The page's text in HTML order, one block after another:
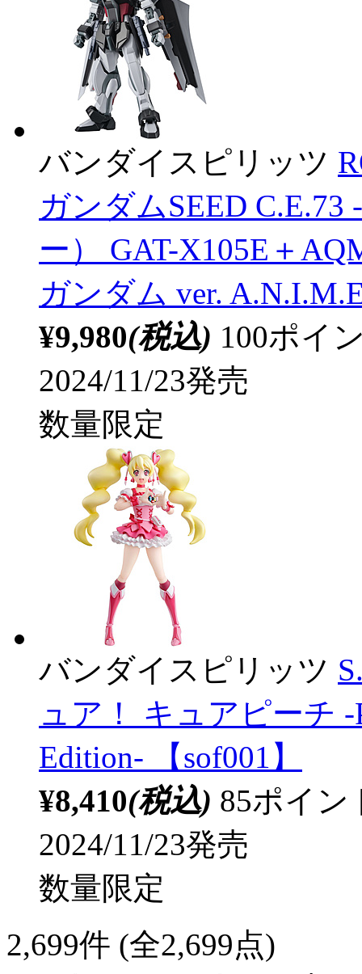
バンダイスピリッツ
ガンダムSEED C.E.73
ー） GAT-X105E＋
ガンダム ver.
¥9,980(税込) 100ポイ
2024/11/23発売
数量限定
バンダイスピリッツ
ュア！ キュアピーチ -
Edition- 【sof001】
¥8,410(税込) 85ポイ
2024/11/23発売
数量限定
2,699件 (全2,699点)